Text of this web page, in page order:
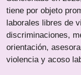
tiene por objeto
laborales libres de
discriminaciones,
orientación,
violencia y acoso